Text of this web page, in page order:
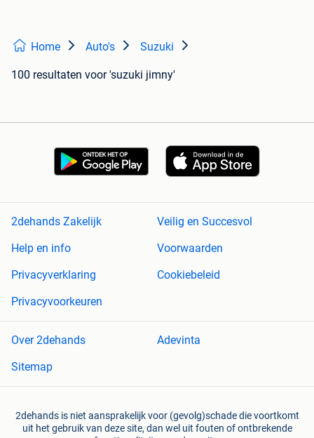
Home Auto's Suzuki
100 resultaten voor 'suzuki jimny'
2dehands Zakelijk
Veilig en Succesvol
Help en info
Voorwaarden
Privacyverklaring
Cookiebeleid
Privacyvoorkeuren
Over 2dehands
Adevinta
Sitemap
2dehands is niet aansprakelijk voor (gevolg)schade die voortkomt
uit het gebruik van deze site, dan wel uit fouten of ontbrekende